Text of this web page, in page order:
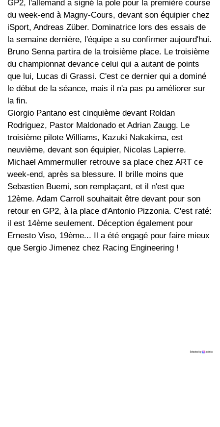
GP2, l'allemand a signé la pole pour la première course
du week-end à Magny-Cours, devant son équipier chez
iSport, Andreas Züber. Dominatrice lors des essais de
la semaine dernière, l'équipe a su confirmer aujourd'hui.
Bruno Senna partira de la troisième place. Le troisième
du championnat devance celui qui a autant de points
que lui, Lucas di Grassi. C'est ce dernier qui a dominé
le début de la séance, mais il n'a pas pu améliorer sur
la fin.
Giorgio Pantano est cinquième devant Roldan
Rodriguez, Pastor Maldonado et Adrian Zaugg. Le
troisième pilote Williams, Kazuki Nakakima, est
neuvième, devant son équipier, Nicolas Lapierre.
Michael Ammermuller retrouve sa place chez ART ce
week-end, après sa blessure. Il brille moins que
Sebastien Buemi, son remplaçant, et il n'est que
12ème. Adam Carroll souhaitait être devant pour son
retour en GP2, à la place d'Antonio Pizzonia. C'est raté:
il est 14ème seulement. Déception également pour
Ernesto Viso, 19ème... Il a été engagé pour faire mieux
que Sergio Jimenez chez Racing Engineering !